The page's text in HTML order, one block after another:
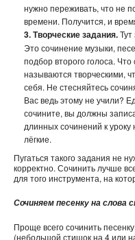
нужно переживать, что не
времени. Получится, и
3. Творческие задания.
Это сочинение музыки,
подбор второго голоса.
называются творческими,
себя. Не стесняйтесь
Вас ведь этому не учили?
сочините, вы должны
длинных сочинений к уроку
лёгкие.
Пугаться такого задания не
корректно. Сочинить лучше
для того инструмента, на
Сочиняем песенку на слова
Проще всего сочинить
(небольшой стишок на 4 или